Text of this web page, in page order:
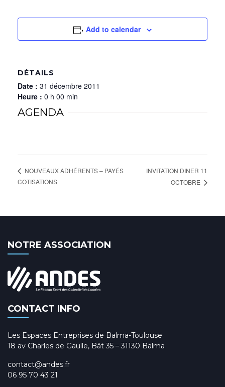
Add to calendar
DÉTAILS
Date : 31 décembre 2011
Heure : 0 h 00 min
AGENDA
NOUVEAUX ADHÉRENTS – PAYÉS
COTISATIONS
INVITATION DINER 11
OCTOBRE
NOTRE ASSOCIATION
CONTACT INFO
Les Espaces Entreprises de Balma-Toulouse
18 av Charles de Gaulle, Bât 35 – 31130 Balma
contact@andes.fr
06 95 70 43 21